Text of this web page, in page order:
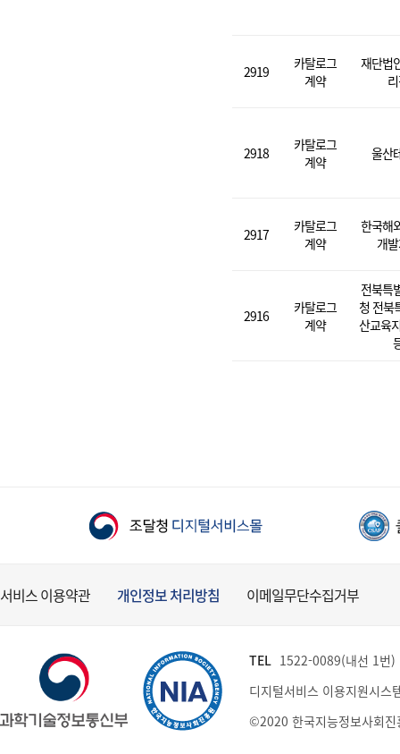
2919
카탈로그
계약
재단법
2918
카탈로그
계약
울산
2917
카탈로그
계약
한국해
개
2916
카탈로그
계약
전북특
청 전북
산교육
서비스 이용약관 개인정보 처리방침 이메일무단수집거부
TEL 1522-0089(내선 1번
디지털서비스 이용지원시스
©2020 한국지능정보사회진